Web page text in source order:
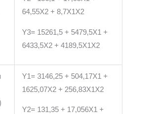
64,55X2 + 8,7X1X2
Y3= 15261,5 + 5479,5X1 +
6433,5X2 + 4189,5X1X2
Y1= 3146,25 + 504,17X1 +
1625,07X2 + 256,83X1X2
Y2= 131,35 + 17,056X1 +